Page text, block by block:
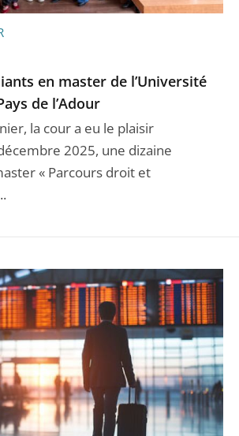
en master de l’Université
de l’Adour
la cour a eu le plaisir
2025, une dizaine
« Parcours droit et